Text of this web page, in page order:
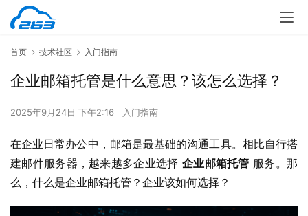
首页 技术社区 入门指南
企业邮箱托管是什么意思？该怎么选择？
2025年9月24日 下午2:16 入门指南
在企业日常办公中，邮箱是最基础的沟通工具。相比自行搭
建邮件服务器，越来越多企业选择 企业邮箱托管 服务。那
么，什么是企业邮箱托管？企业该如何选择？